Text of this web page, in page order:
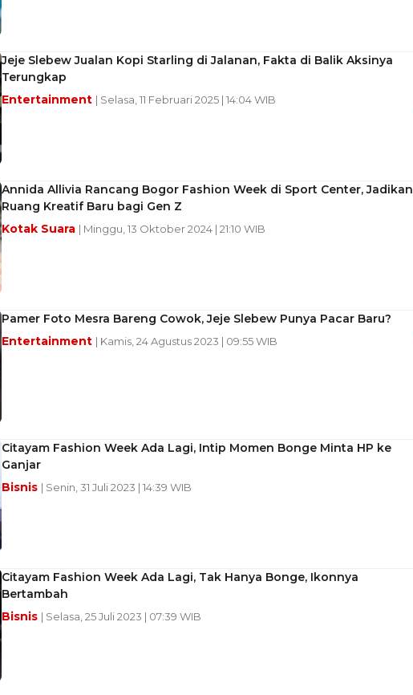
Jeje Slebew Jualan Kopi Starling di Jalanan, Fakta di Balik Aksinya
Terungkap
Entertainment | Selasa, 11 Februari 2025 | 14:04 WIB
Annida Allivia Rancang Bogor Fashion Week di Sport Center, Jadikan
Ruang Kreatif Baru bagi Gen Z
Kotak Suara | Minggu, 13 Oktober 2024 | 21:10 WIB
Pamer Foto Mesra Bareng Cowok, Jeje Slebew Punya Pacar Baru?
Entertainment | Kamis, 24 Agustus 2023 | 09:55 WIB
Citayam Fashion Week Ada Lagi, Intip Momen Bonge Minta HP ke
Ganjar
Bisnis | Senin, 31 Juli 2023 | 14:39 WIB
Citayam Fashion Week Ada Lagi, Tak Hanya Bonge, Ikonnya
Bertambah
Bisnis | Selasa, 25 Juli 2023 | 07:39 WIB